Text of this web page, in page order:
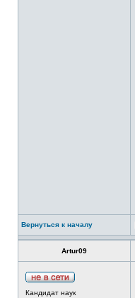
Вернуться к началу
Artur09
Кандидат наук